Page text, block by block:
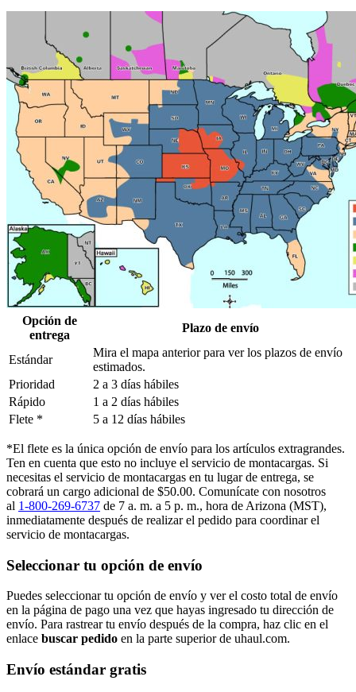
Opción de
entrega
Plazo de envío
Estándar
Mira el mapa anterior para ver los plazos de envío
estimados.
Prioridad
2 a 3 días hábiles
Rápido
1 a 2 días hábiles
Flete *
5 a 12 días hábiles
*El flete es la única opción de envío para los artículos extragrandes.
Ten en cuenta que esto no incluye el servicio de montacargas. Si
necesitas el servicio de montacargas en tu lugar de entrega, se
cobrará un cargo adicional de $50.00. Comunícate con nosotros
al 1-800-269-6737 de 7 a. m. a 5 p. m., hora de Arizona (MST),
inmediatamente después de realizar el pedido para coordinar el
servicio de montacargas.
Seleccionar tu opción de envío
Puedes seleccionar tu opción de envío y ver el costo total de envío
en la página de pago una vez que hayas ingresado tu dirección de
envío. Para rastrear tu envío después de la compra, haz clic en el
enlace buscar pedido​​​​​​​ en la parte superior de uhaul.com.
Envío estándar gratis